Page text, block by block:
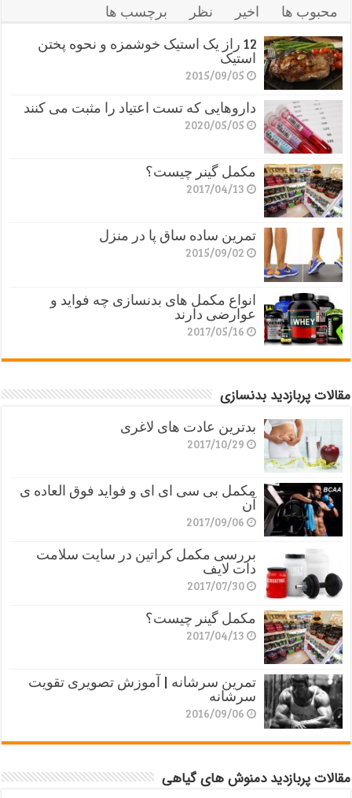
محبوب ها اخیر نظر
برچسب ها
12 راز یک استیک خوشمزه و نحوه پختن
استیک
2015/09/05
داروهایی که تست اعتیاد را مثبت می کنند
2020/05/05
مکمل گینر چیست؟
2017/04/13
تمرین ساده ساق پا در منزل
2015/09/02
انواع مکمل های بدنسازی چه فواید و
عوارضی دارند
2017/05/16
مقالات پربازدید بدنسازی
بدترین عادت های لاغری
2017/10/29
مکمل بی سی ای ای و فواید فوق العاده ی
آن
2017/09/06
بررسی مکمل کراتین در سایت سلامت
دات لایف
2017/07/30
مکمل گینر چیست؟
2017/04/13
تمرین سرشانه | آموزش تصویری تقویت
سرشانه
2016/09/06
مقالات پربازدید دمنوش های گیاهی